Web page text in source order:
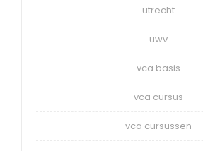
utrecht
uwv
vca basis
vca cursus
vca cursussen